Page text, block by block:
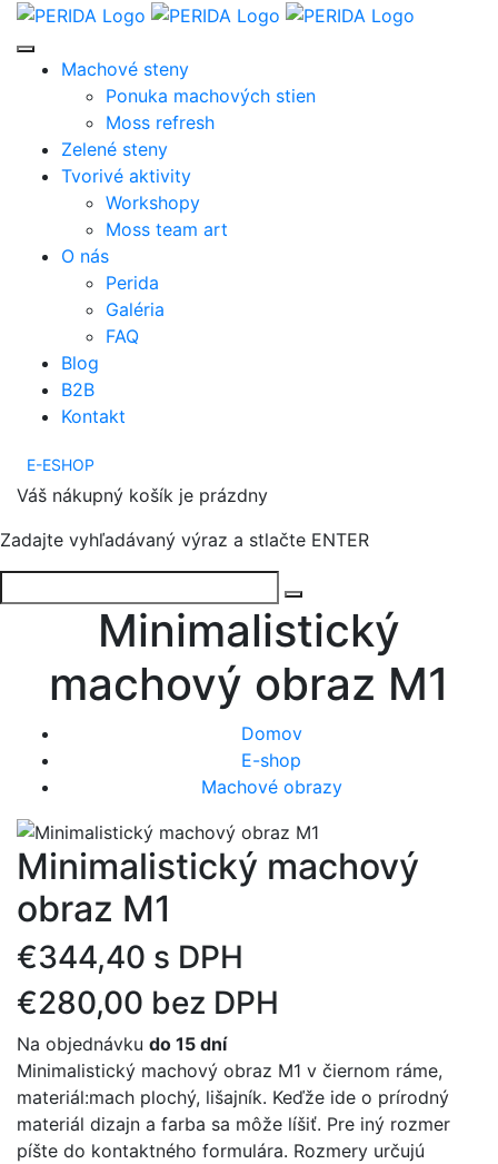
Machové steny
Ponuka machových stien
Moss refresh
Zelené steny
Tvorivé aktivity
Workshopy
Moss team art
O nás
Perida
Galéria
FAQ
Blog
B2B
Kontakt
E-ESHOP
Váš nákupný košík je prázdny
Zadajte vyhľadávaný výraz a stlačte ENTER
Minimalistický
machový obraz M1
Domov
E-shop
Machové obrazy
Minimalistický machový
obraz M1
€344,40 s DPH
€280,00 bez DPH
Na objednávku do 15 dní
Minimalistický machový obraz M1 v čiernom ráme,
materiál:mach plochý, lišajník. Keďže ide o prírodný
materiál dizajn a farba sa môže líšiť. Pre iný rozmer
píšte do kontaktného formulára. Rozmery určujú